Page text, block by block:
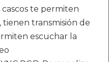
cascos te permiten
tienen transmisión de
escuchar la